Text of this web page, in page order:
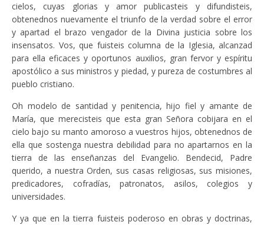
cielos, cuyas glorias y amor publicasteis y difundisteis,
obtenednos nuevamente el triunfo de la verdad sobre el error
y apartad el brazo vengador de la Divina justicia sobre los
insensatos. Vos, que fuisteis columna de la Iglesia, alcanzad
para ella eficaces y oportunos auxilios, gran fervor y espíritu
apostólico a sus ministros y piedad, y pureza de costumbres al
pueblo cristiano.
Oh modelo de santidad y penitencia, hijo fiel y amante de
María, que merecisteis que esta gran Señora cobijara en el
cielo bajo su manto amoroso a vuestros hijos, obtenednos de
ella que sostenga nuestra debilidad para no apartarnos en la
tierra de las enseñanzas del Evangelio. Bendecid, Padre
querido, a nuestra Orden, sus casas religiosas, sus misiones,
predicadores, cofradías, patronatos, asilos, colegios y
universidades.
Y ya que en la tierra fuisteis poderoso en obras y doctrinas,